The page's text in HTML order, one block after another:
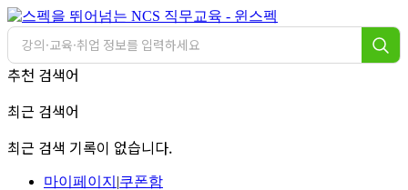
추천 검색어
최근 검색어
최근 검색 기록이 없습니다.
마이페이지 |쿠폰함